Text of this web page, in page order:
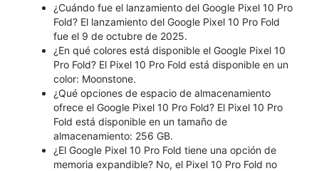
¿Cuándo fue el lanzamiento del Google Pixel 10 Pro
Fold? El lanzamiento del Google Pixel 10 Pro Fold
fue el 9 de octubre de 2025.
¿En qué colores está disponible el Google Pixel 10
Pro Fold? El Pixel 10 Pro Fold está disponible en un
color: Moonstone.
¿Qué opciones de espacio de almacenamiento
ofrece el Google Pixel 10 Pro Fold? El Pixel 10 Pro
Fold está disponible en un tamaño de
almacenamiento: 256 GB.
¿El Google Pixel 10 Pro Fold tiene una opción de
memoria expandible? No, el Pixel 10 Pro Fold no